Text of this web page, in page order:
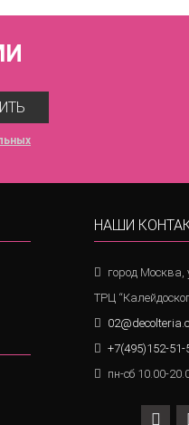
НАШИ
город Москва,
ТРЦ
+7(495)152-51-
пн-сб 10.00-